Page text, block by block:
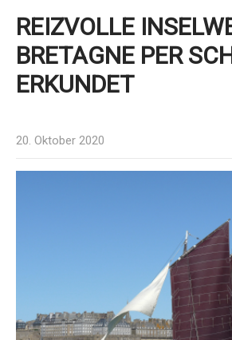
REIZVOLLE
BRETAGNE PER
ERKUNDET
20. Oktober 2020